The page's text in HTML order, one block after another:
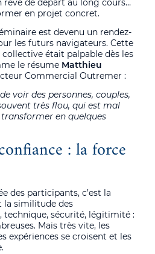
rêve de départ au long cours…
en projet concret.
est devenu un rendez-
les futurs navigateurs. Cette
collective était palpable dès les
le résume Matthieu
Commercial Outremer :
voir des personnes, couples,
très flou, qui est mal
en quelques
: la force
des participants, c’est la
la similitude des
sécurité, légitimité :
Mais très vite, les
expériences se croisent et les